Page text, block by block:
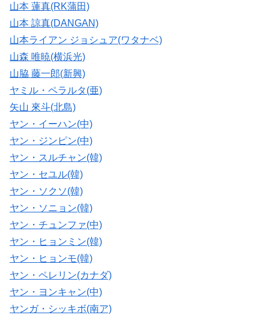
山本 蓮真(RK蒲田)
山本 諒真(DANGAN)
山本ライアン ジョシュア(ワタナベ)
山森 唯暁(横浜光)
山脇 藤一郎(新興)
ヤミル・ペラルタ(亜)
矢山 來斗(北島)
ヤン・イーハン(中)
ヤン・ジンピン(中)
ヤン・スルチャン(韓)
ヤン・セユル(韓)
ヤン・ソクソ(韓)
ヤン・ソニョン(韓)
ヤン・チュンファ(中)
ヤン・ヒョンミン(韓)
ヤン・ヒョンモ(韓)
ヤン・ペレリン(カナダ)
ヤン・ヨンキャン(中)
ヤンガ・シッキボ(南ア)